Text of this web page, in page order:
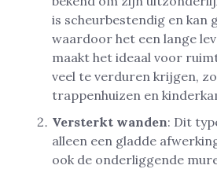
is scheurbestendig en kan
waardoor het een lange
maakt het ideaal voor
veel te verduren krijgen,
trappenhuizen en
Versterkt wanden: Dit
alleen een gladde
ook de onderliggende